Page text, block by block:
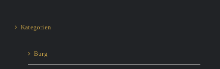
Kategorien
Burg